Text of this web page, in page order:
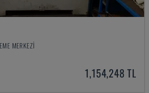
MERKEZI
1,154,248 TL